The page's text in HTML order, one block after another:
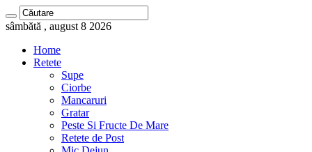
sâmbătă , august 8 2026
Home
Retete
Supe
Ciorbe
Mancaruri
Gratar
Peste Si Fructe De Mare
Retete de Post